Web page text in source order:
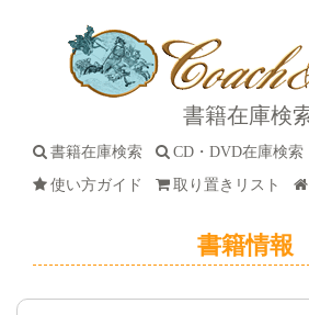
書籍在庫検
書籍在庫検索 CD・DVD在庫検索
使い方ガイド
取り置きリスト
書籍情報